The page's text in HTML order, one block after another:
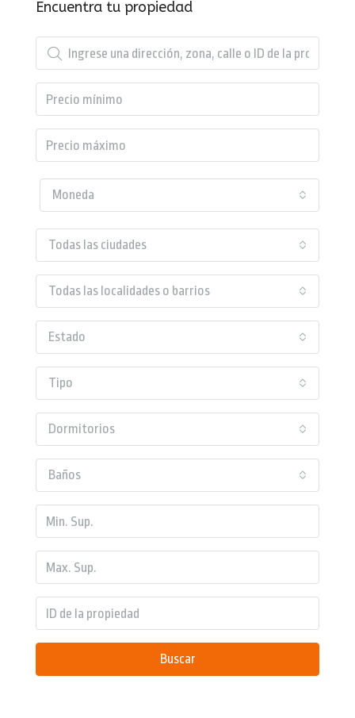
Encuentra tu propiedad
Moneda
Todas las ciudades
Todas las localidades o barrios
Estado
Tipo
Dormitorios
Baños
Buscar